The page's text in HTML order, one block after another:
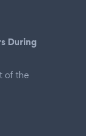
During
of the